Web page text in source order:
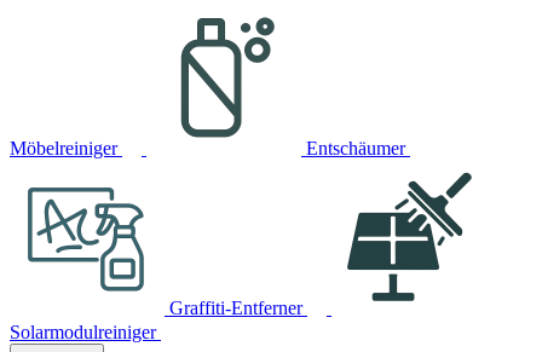
Möbelreiniger Entschäumer
Graffiti-Entferner
Solarmodulreiniger